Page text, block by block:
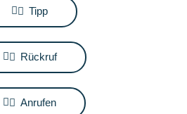
Tipp
Rückruf
Anrufen